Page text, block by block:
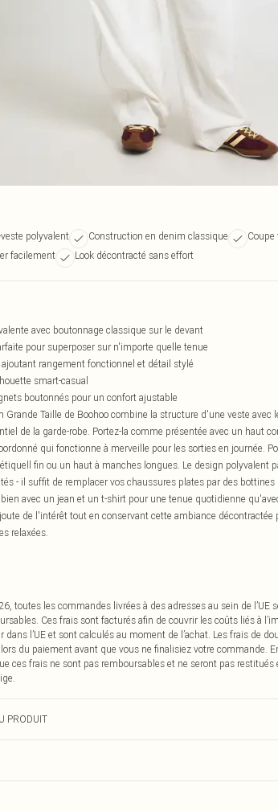
polyvalent Construction en denim classique
facilement
Look décontracté sans effort
avec boutonnage classique sur le devant
pour superposer sur n'importe quelle tenue
rangement fonctionnel et détail stylé
smart-casual
boutonnés pour un confort ajustable
Grande Taille de Boohoo combine la structure d'une veste
de la garde-robe. Portez-la comme présentée avec un haut
qui fonctionne à merveille pour les sorties en journée.
fin ou un haut à manches longues. Le design polyvalent
- il suffit de remplacer vos chaussures plates par des bottines
avec un jean et un t-shirt pour une tenue quotidienne
de l'intérêt tout en conservant cette ambiance décontractée
relaxées.
toutes les commandes livrées à des adresses au sein de l’UE
Ces frais sont facturés afin de couvrir les coûts liés à
l’UE et sont calculés au moment de l’achat. Les frais de
du paiement avant que vous ne finalisiez votre commande.
ces frais ne sont pas remboursables et ne seront pas restitués
PRODUIT